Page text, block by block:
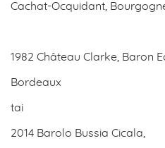
Cachat-Ocquidant,
1982 Château Clarke, Baron
Bordeaux
tai
2014 Barolo Bussia Cicala,